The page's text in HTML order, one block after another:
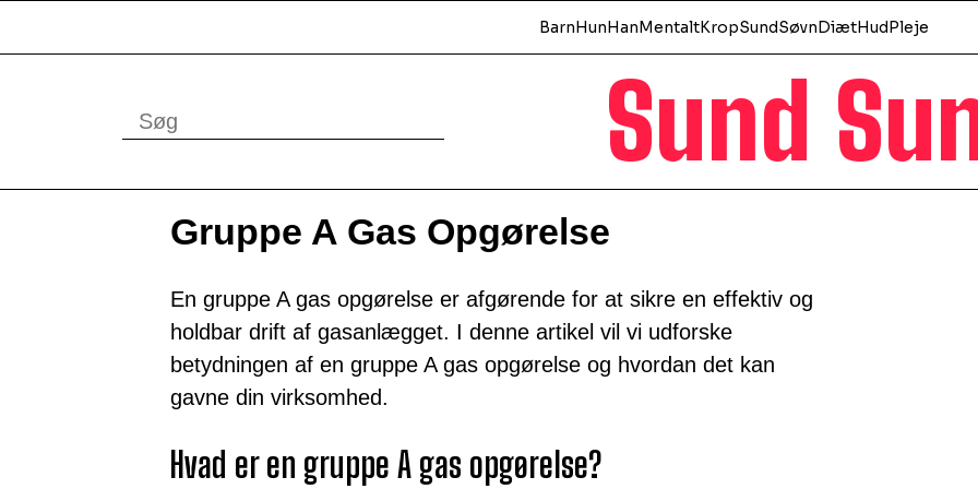
Sund
BarnHunHanMentaltKropSundSøvnDiætHudPleje
Gruppe A Gas Opgørelse
En gruppe A gas opgørelse er afgørende for at sikre en effektiv og
holdbar drift af gasanlægget. I denne artikel vil vi udforske
betydningen af en gruppe A gas opgørelse og hvordan det kan
gavne din virksomhed.
Hvad er en gruppe A gas opgørelse?